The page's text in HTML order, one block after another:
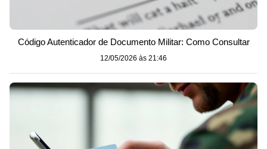
Código Autenticador de Documento Militar: Como Consultar
12/05/2026 às 21:46